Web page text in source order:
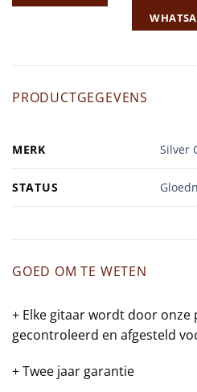
PRODUCTGEGEVENS
MERK Silver
STATUS
GOED OM TE WETEN
+ Elke gitaar wordt door onze
gecontroleerd en afgesteld
+ Twee jaar garantie